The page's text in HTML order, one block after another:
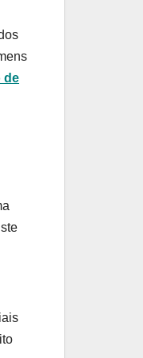
de